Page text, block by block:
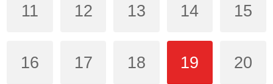
11 12 13 14 15
16 17 18 19 20